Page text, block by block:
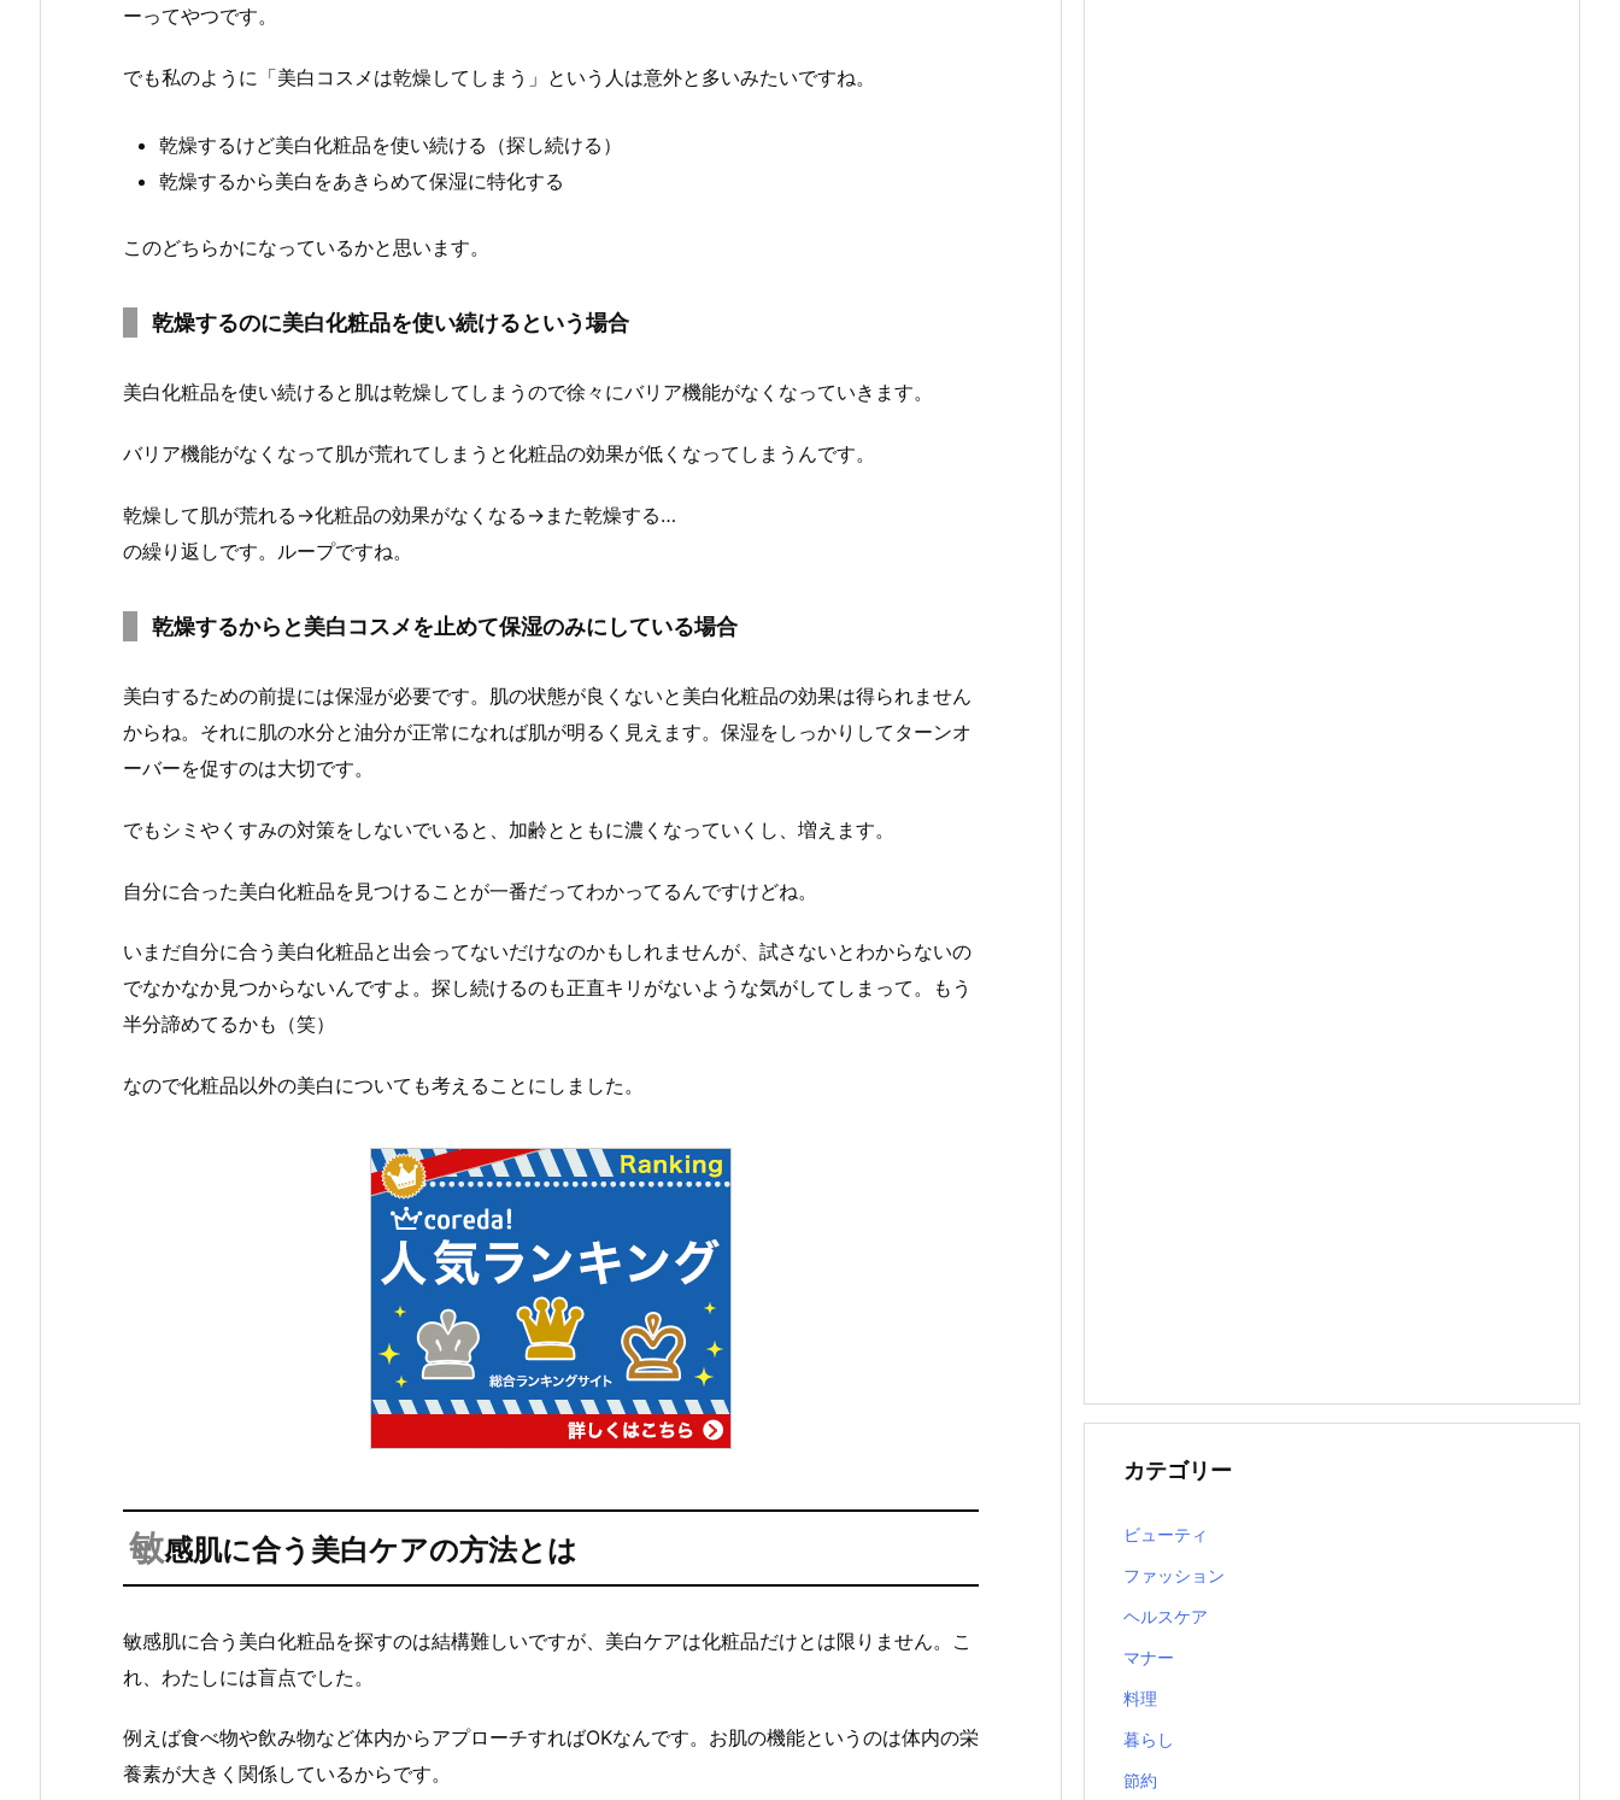
ーってやつです。
でも私のように「美白コスメは乾燥してしまう」という人は意外と多いみたいですね。
乾燥するけど美白化粧品を使い続ける（探し続ける）
乾燥するから美白をあきらめて保湿に特化する
このどちらかになっているかと思います。
乾燥するのに美白化粧品を使い続けるという場合
美白化粧品を使い続けると肌は乾燥してしまうので徐々にバリア機能がなくなっていきます。
バリア機能がなくなって肌が荒れてしまうと化粧品の効果が低くなってしまうんです。
乾燥して肌が荒れる→化粧品の効果がなくなる→また乾燥する…
の繰り返しです。ループですね。
乾燥するからと美白コスメを止めて保湿のみにしている場合
美白するための前提には保湿が必要です。肌の状態が良くないと美白化粧品の効果は得られません
からね。それに肌の水分と油分が正常になれば肌が明るく見えます。保湿をしっかりしてターンオ
ーバーを促すのは大切です。
でもシミやくすみの対策をしないでいると、加齢とともに濃くなっていくし、増えます。
自分に合った美白化粧品を見つけることが一番だってわかってるんですけどね。
いまだ自分に合う美白化粧品と出会ってないだけなのかもしれませんが、試さないとわからないの
でなかなか見つからないんですよ。探し続けるのも正直キリがないような気がしてしまって。もう
半分諦めてるかも（笑）
なので化粧品以外の美白についても考えることにしました。
敏感肌に合う美白ケアの方法とは
敏感肌に合う美白化粧品を探すのは結構難しいですが、美白ケアは化粧品だけとは限りません。こ
れ、わたしには盲点でした。
例えば食べ物や飲み物など体内からアプローチすればOKなんです。お肌の機能というのは体内の栄
養素が大きく関係しているからです。
カテゴリー
ビューティ
ファッション
ヘルスケア
マナー
料理
暮らし
節約